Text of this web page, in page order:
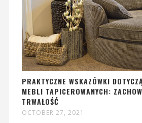
PRAKTYCZNE WSKAZÓWKI
MEBLI TAPICEROWANYCH:
TRWAŁOŚĆ
OCTOBER 27, 2021